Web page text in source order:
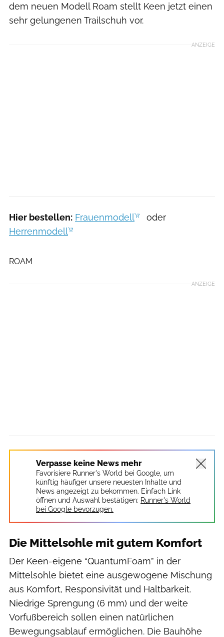
dem neuen Modell Roam stellt Keen jetzt einen
sehr gelungenen Trailschuh vor.
ANZEIGE
Hier bestellen: Frauenmodell
oder
Herrenmodell
ROAM
ANZEIGE
Verpasse keine News mehr
Favorisiere Runner's World bei Google, um
künftig häufiger unsere neuesten Inhalte und
News angezeigt zu bekommen. Einfach Link
öffnen und Auswahl bestätigen: Runner's World
bei Google bevorzugen.
Die Mittelsohle mit gutem Komfort
Der Keen-eigene “QuantumFoam” in der
Mittelsohle bietet eine ausgewogene Mischung
aus Komfort, Responsivität und Haltbarkeit.
Niedrige Sprengung (6 mm) und der weite
Vorfußbereich sollen einen natürlichen
Bewegungsablauf ermöglichen. Die Bauhöhe